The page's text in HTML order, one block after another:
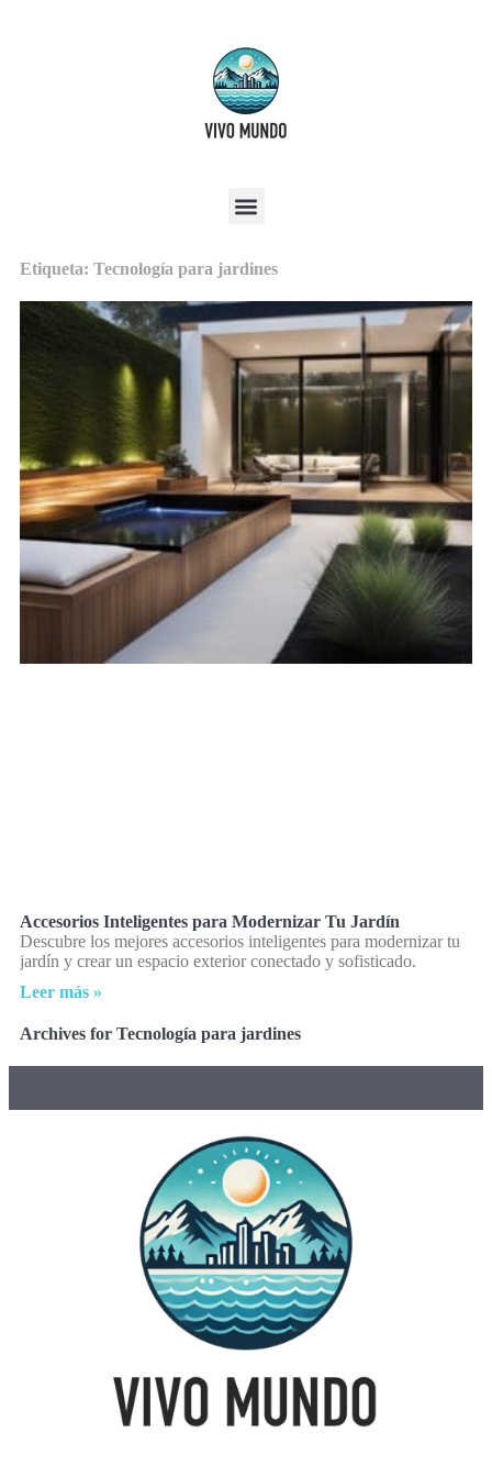
Etiqueta: Tecnología para jardines
Accesorios Inteligentes para Modernizar Tu Jardín
Descubre los mejores accesorios inteligentes para modernizar tu
jardín y crear un espacio exterior conectado y sofisticado.
Leer más »
Archives for Tecnología para jardines